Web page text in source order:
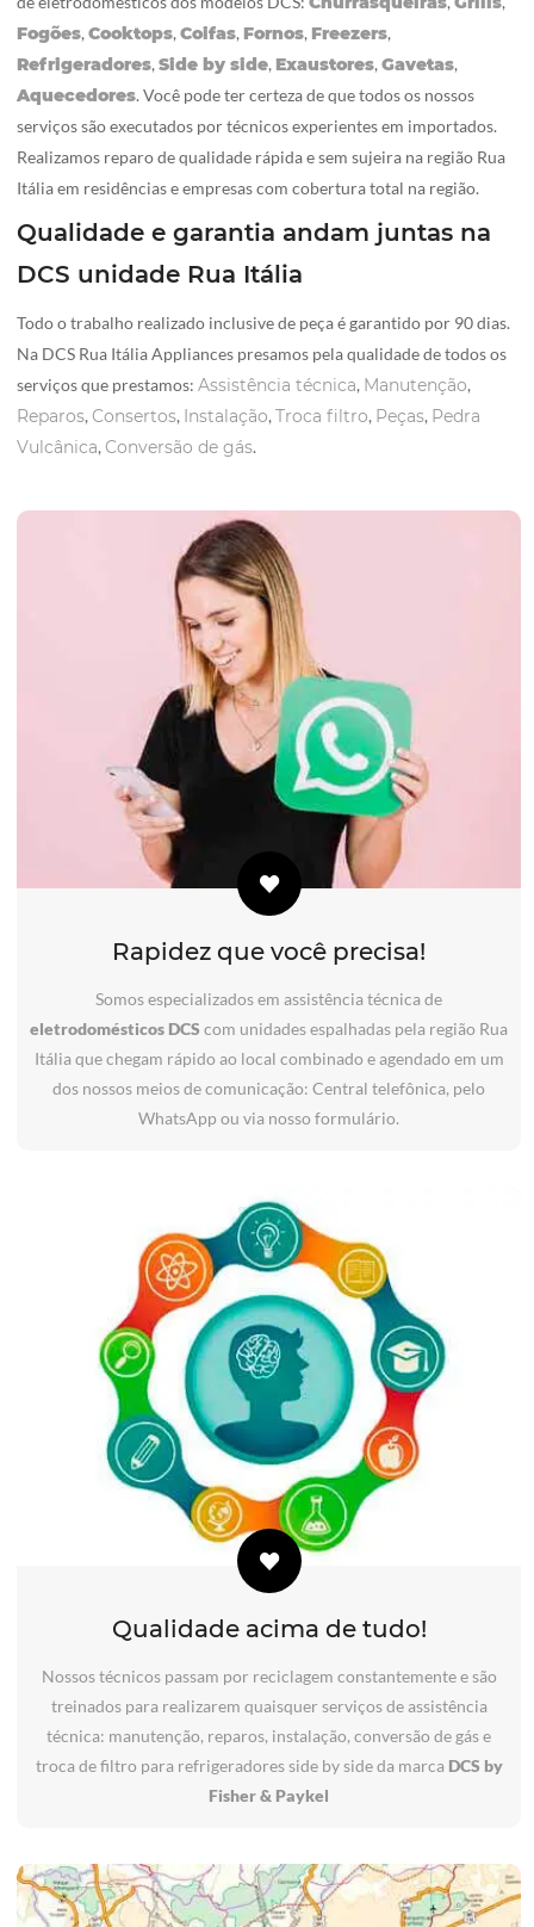
Fogões, Cooktops, Coifas, Fornos, Freezers,
Refrigeradores, Side by side, Exaustores, Gavetas,
Aquecedores. Você pode ter certeza de que todos os nossos
serviços são executados por técnicos experientes em importados.
Realizamos reparo de qualidade rápida e sem sujeira na região Rua
Itália em residências e empresas com cobertura total na região.
Qualidade e garantia andam juntas na
DCS unidade Rua Itália
Todo o trabalho realizado inclusive de peça é garantido por 90 dias.
Na DCS Rua Itália Appliances presamos pela qualidade de todos os
serviços que prestamos: Assistência técnica, Manutenção,
Reparos, Consertos, Instalação, Troca filtro, Peças, Pedra
Vulcânica, Conversão de gás.
Rapidez que você precisa!
Somos especializados em assistência técnica de
eletrodomésticos DCS com unidades espalhadas pela região Rua
Itália que chegam rápido ao local combinado e agendado em um
dos nossos meios de comunicação: Central telefônica, pelo
WhatsApp ou via nosso formulário.
Qualidade acima de tudo!
Nossos técnicos passam por reciclagem constantemente e são
treinados para realizarem quaisquer serviços de assistência
técnica: manutenção, reparos, instalação, conversão de gás e
troca de filtro para refrigeradores side by side da marca DCS by
Fisher & Paykel